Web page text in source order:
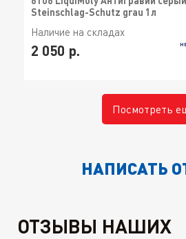
Steinschlag-Schutz grau 1л
Наличие на складах
2 050 р.
Посмотреть
НАПИСАТЬ
ОТЗЫВЫ НАШИХ